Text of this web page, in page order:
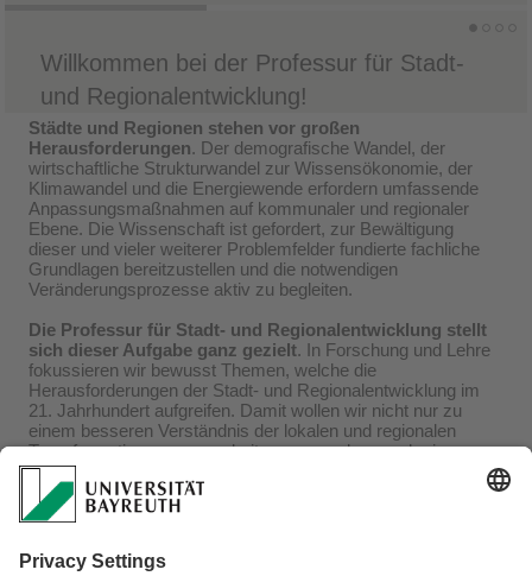
Willkommen bei der Professur für Stadt-
und Regionalentwicklung!
Städte und Regionen stehen vor großen
Herausforderungen. Der demografische Wandel, der
wirtschaftliche Strukturwandel zur Wissensökonomie, der
Klimawandel und die Energiewende erfordern umfassende
Anpassungsmaßnahmen auf kommunaler und regionaler
Ebene. Die Wissenschaft ist gefordert, zur Bewältigung
dieser und vieler weiterer Problemfelder fundierte fachliche
Grundlagen bereitzustellen und die notwendigen
Veränderungsprozesse aktiv zu begleiten.
Die Professur für Stadt- und Regionalentwicklung stellt
sich dieser Aufgabe ganz gezielt. In Forschung und Lehre
fokussieren wir bewusst Themen, welche die
Herausforderungen der Stadt- und Regionalentwicklung im
21. Jahrhundert aufgreifen. Damit wollen wir nicht nur zu
einem besseren Verständnis der lokalen und regionalen
Transformationsprozesse beitragen, sondern auch einen
Beitrag zu ihrer Gestaltung leisten, den wir am Leitbild der
Nachhaltigkeit ausrichten.
"Forschung" oder